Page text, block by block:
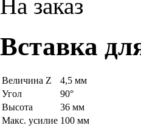
На заказ
Вставка
Величина Z
4,5 мм
Угол
90°
Высота
36 мм
Макс. усилие 100 мм